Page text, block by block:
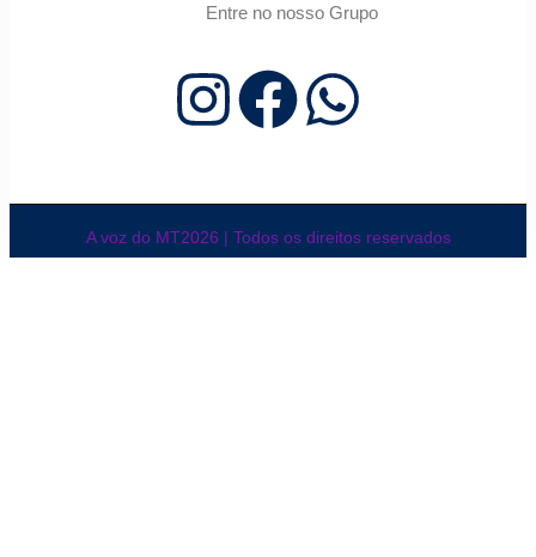
Entre no nosso Grupo
A voz do MT2026 | Todos os direitos reservados